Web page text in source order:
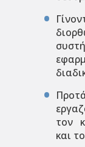
τον
και